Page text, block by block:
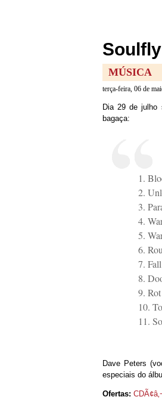
MÚSICA
terça-feira, 06 de
Dia 29 de julho
bagaça:
1.
2.
3.
4.
5.
6.
7.
8.
9. Rot
10.
11.
Dave Peters
especiais do
Ofertas: